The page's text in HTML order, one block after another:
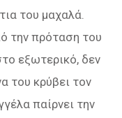
του μαχαλά.
την πρόταση του
εξωτερικό, δεν
του κρύβει τον
παίρνει την